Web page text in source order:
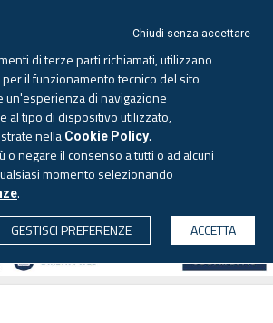
CERCA
6 agosto 2026 - Aggiornato alle 6.00
Chiudi senza accettare
di terze parti richiamati, utilizzano
il funzionamento tecnico del sito
un'esperienza di navigazione
al tipo di dispositivo utilizzato,
nella Cookie Policy.
o negare il consenso a tutti o ad alcuni
momento selezionando
.
GESTISCI PREFERENZE
ACCETTA